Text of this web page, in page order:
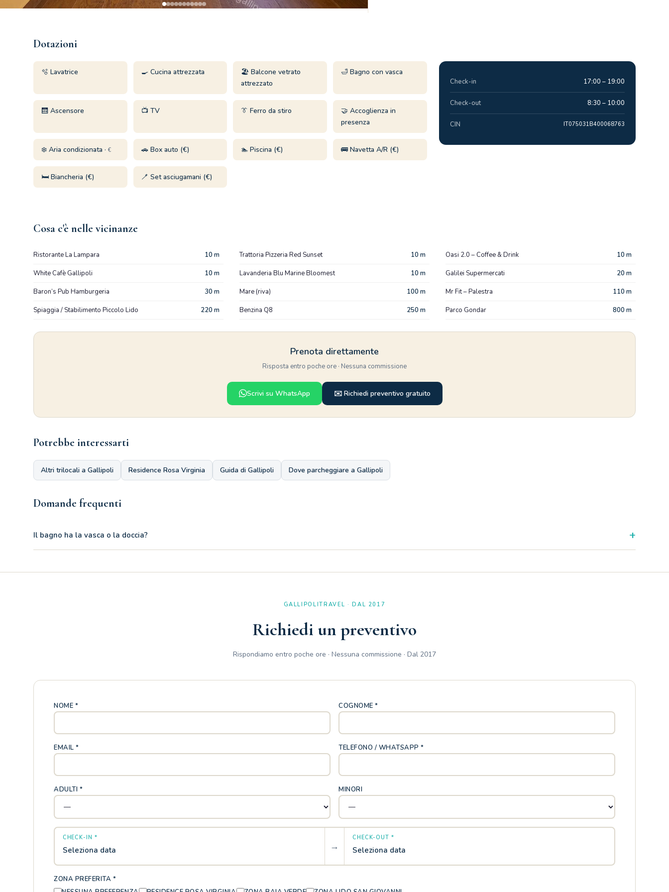
Dotazioni
🫧 Lavatrice 🍳 Cucina attrezzata
🏖️ Balcone vetrato
attrezzato
🛁 Bagno con vasca
🛗 Ascensore 📺 TV 👔 Ferro da stiro
🤝 Accoglienza in
presenza
❄️ Aria condizionata ·€ 🚗 Box auto (€) 🏊 Piscina (€) 🚌 Navetta A/R (€)
🛏️ Biancheria (€) 🪥 Set asciugamani (€)
Check-in 17:00 – 19:00
Check-out 8:30 – 10:00
CIN IT075031B400068763
Cosa c'è nelle vicinanze
Ristorante La Lampara 10 m Trattoria Pizzeria Red Sunset 10 m Oasi 2.0 – Coffee & Drink 10 m
White Cafè Gallipoli 10 m Lavanderia Blu Marine Bloomest 10 m Galilei Supermercati 20 m
Baron’s Pub Hamburgeria 30 m Mare (riva) 100 m Mr Fit – Palestra 110 m
Spiaggia / Stabilimento Piccolo Lido 220 m Benzina Q8 250 m Parco Gondar 800 m
Prenota direttamente
Risposta entro poche ore · Nessuna commissione
Scrivi su WhatsApp ✉️ Richiedi preventivo gratuito
Potrebbe interessarti
Altri trilocali a Gallipoli Residence Rosa Virginia Guida di Gallipoli Dove parcheggiare a Gallipoli
Domande frequenti
Il bagno ha la vasca o la doccia? +
GALLIPOLITRAVEL · DAL 2017
Richiedi un preventivo
Rispondiamo entro poche ore · Nessuna commissione · Dal 2017
NOME * COGNOME *
EMAIL * TELEFONO / WHATSAPP *
ADULTI * MINORI
CHECK-IN *
Seleziona data →
CHECK-OUT *
Seleziona data
ZONA PREFERITA *